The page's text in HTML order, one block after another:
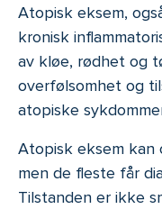
Atopisk eksem,
kronisk
av kløe, rødhet og
overfølsomhet og
atopiske
Atopisk eksem kan
men de fleste får
Tilstanden er ikke